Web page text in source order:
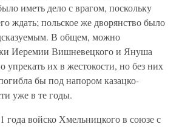
иметь дело с врагом, поскольку
ждать; польское же дворянство было
В общем, можно
Иеремии Вишневецкого и Януша
упрекать их в жестокости, но без них
бы под напором казацко-
уже в те годы.
года войско Хмельницкого в союзе с